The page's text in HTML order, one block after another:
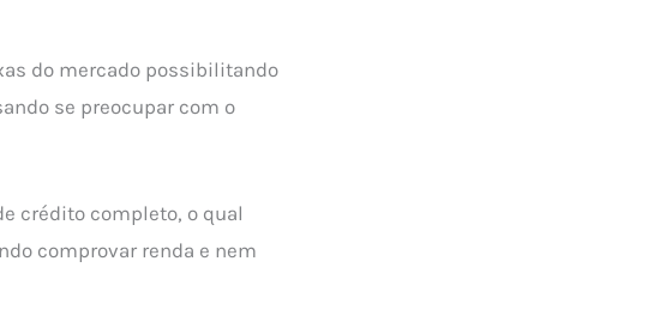
do mercado possibilitando
se preocupar com o
crédito completo, o qual
comprovar renda e nem